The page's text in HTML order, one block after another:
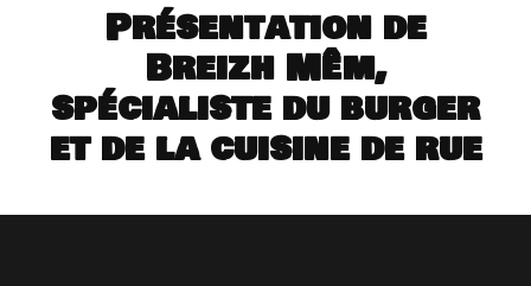
Présentation de
Breizh Mêm,
spécialiste du burger
et de la cuisine de rue